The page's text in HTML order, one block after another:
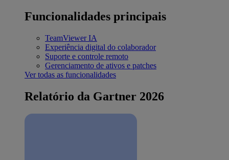
Funcionalidades principais
TeamViewer IA
Experiência digital do colaborador
Suporte e controle remoto
Gerenciamento de ativos e patches
Ver todas as funcionalidades
Relatório da Gartner 2026